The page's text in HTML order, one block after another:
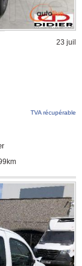
23 juil
TVA récupérable